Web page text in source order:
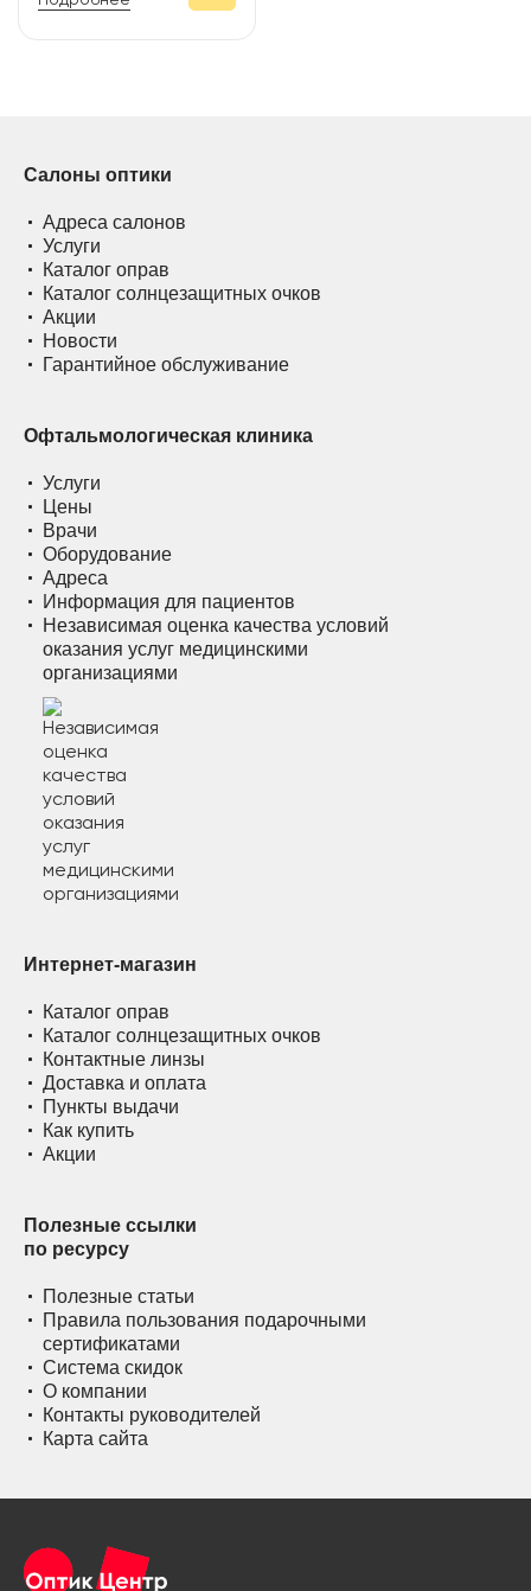
Салоны оптики
Адреса салонов
Услуги
Каталог оправ
Каталог солнцезащитных очков
Акции
Новости
Гарантийное обслуживание
Офтальмологическая клиника
Услуги
Цены
Врачи
Оборудование
Адреса
Информация для пациентов
Независимая оценка качества условий
оказания услуг медицинскими
организациями
Интернет-магазин
Каталог оправ
Каталог солнцезащитных очков
Контактные линзы
Доставка и оплата
Пункты выдачи
Как купить
Акции
Полезные ссылки
по ресурсу
Полезные статьи
Правила пользования подарочными
сертификатами
Система скидок
О компании
Контакты руководителей
Карта сайта